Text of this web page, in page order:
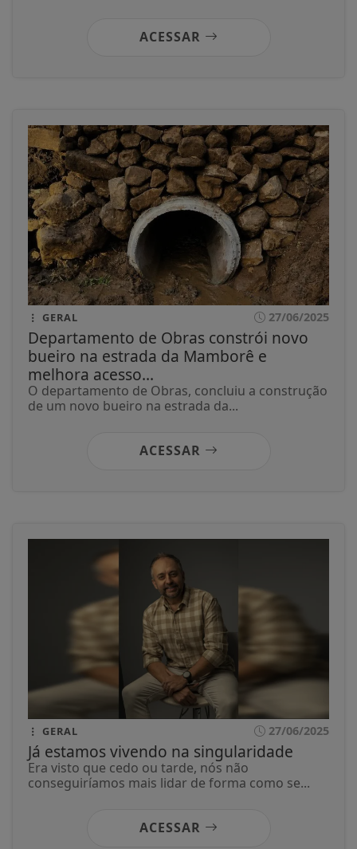
ACESSAR
GERAL 27/06/2025
Departamento de Obras constrói novo
bueiro na estrada da Mamborê e
melhora acesso...
O departamento de Obras, concluiu a construção
de um novo bueiro na estrada da...
ACESSAR
GERAL 27/06/2025
Já estamos vivendo na singularidade
Era visto que cedo ou tarde, nós não
conseguiríamos mais lidar de forma como se...
ACESSAR